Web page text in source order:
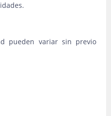
pueden variar sin previo